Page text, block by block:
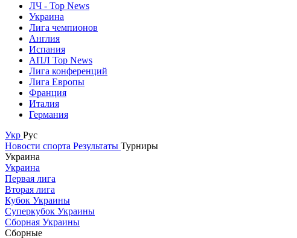
ЛЧ - Top News
Украина
Лига чемпионов
Англия
Испания
АПЛ Top News
Лига конференций
Лига Европы
Франция
Италия
Германия
Укр Рус
Новости спорта Результаты Турниры
Украина
Украина
Первая лига
Вторая лига
Кубок Украины
Суперкубок Украины
Сборная Украины
Сборные